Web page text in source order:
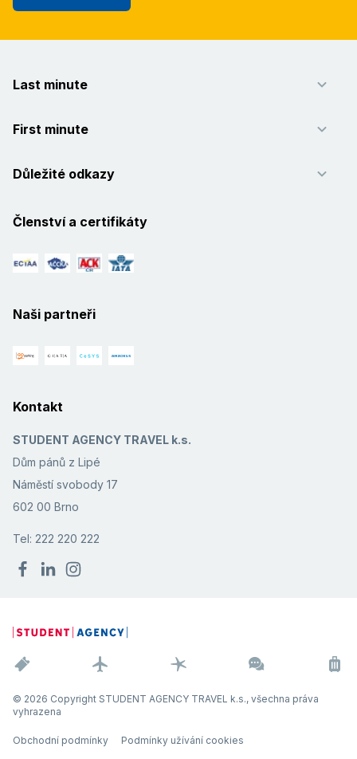
Last minute
First minute
Důležité odkazy
Členství a certifikáty
Naši partneři
Kontakt
STUDENT AGENCY TRAVEL k.s.
Dům pánů z Lipé
Náměstí svobody 17
602 00 Brno
Tel: 222 220 222
© 2026 Copyright STUDENT AGENCY TRAVEL k.s., všechna práva
vyhrazena
Obchodní podmínky Podmínky užívání cookies